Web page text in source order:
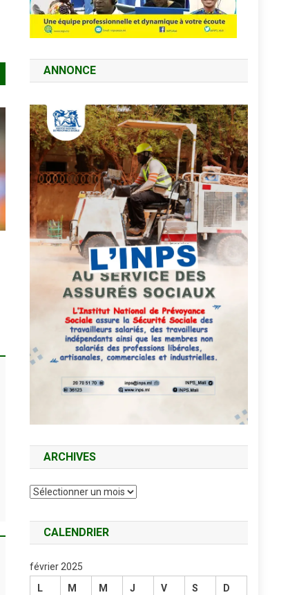
ANNONCE
ARCHIVES
Archives
CALENDRIER
février 2025
L
M M J V S D